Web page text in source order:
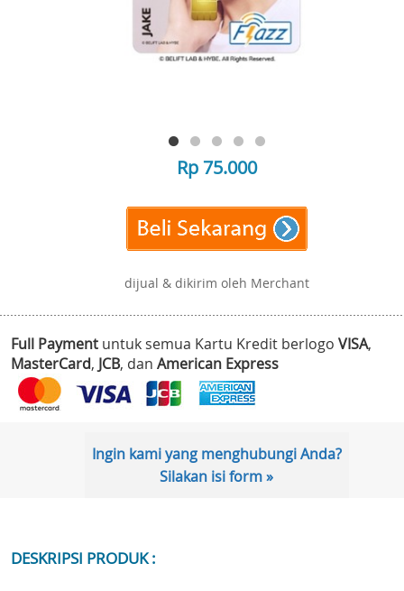
Rp 75.000
dijual & dikirim oleh Merchant
Full Payment untuk semua Kartu Kredit berlogo VISA,
MasterCard, JCB, dan American Express
Ingin kami yang menghubungi Anda?
Silakan isi form »
DESKRIPSI PRODUK :